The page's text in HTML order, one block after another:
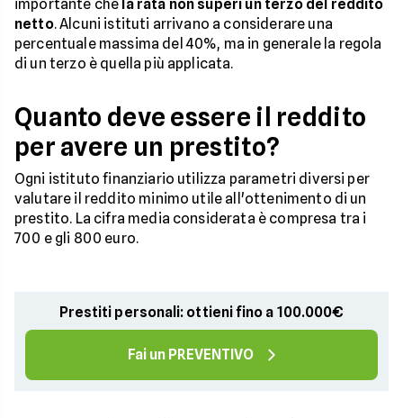
importante che la rata non superi un terzo del reddito
netto. Alcuni istituti arrivano a considerare una
percentuale massima del 40%, ma in generale la regola
di un terzo è quella più applicata.
Quanto deve essere il reddito
per avere un prestito?
Ogni istituto finanziario utilizza parametri diversi per
valutare il reddito minimo utile all'ottenimento di un
prestito. La cifra media considerata è compresa tra i
700 e gli 800 euro.
Prestiti personali: ottieni fino a 100.000€
Fai un PREVENTIVO